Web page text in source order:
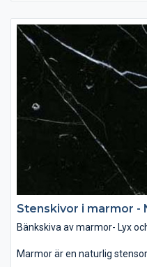
samband med rätt belysning
Som dekoration kan man
designelement på öppna
finns ett brett utbud av färg
– allt mellan ljusvita till
mörka färger starkare än
vilket gör den tåligare för
med speciella medel hjälper
och hålla dess fina glans.
Stenskivor i marmor -
Bänkskiva av marmor- Lyx
Marmor är en naturlig